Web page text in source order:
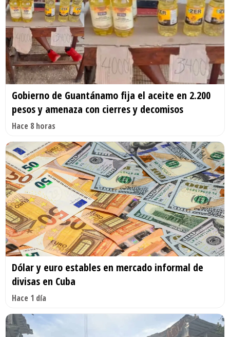
Gobierno de Guantánamo fija el aceite en 2.200
pesos y amenaza con cierres y decomisos
Hace 8 horas
Dólar y euro estables en mercado informal de
divisas en Cuba
Hace 1 día